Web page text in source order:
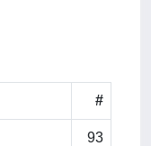
#
93